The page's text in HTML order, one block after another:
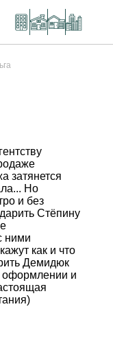
затянется
Но
и без
Стёпину
ними
как и что
Демидюк
и